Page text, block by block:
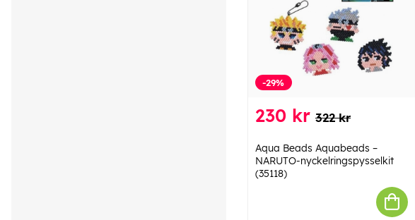
-29%
230 kr 322 kr
Aqua Beads Aquabeads –
NARUTO-nyckelringspysselkit
(35118)